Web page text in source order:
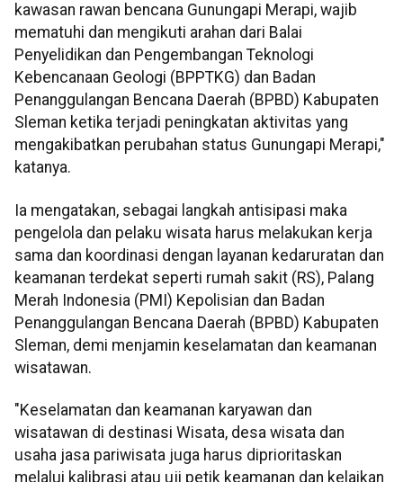
kawasan rawan bencana Gunungapi Merapi, wajib
mematuhi dan mengikuti arahan dari Balai
Penyelidikan dan Pengembangan Teknologi
Kebencanaan Geologi (BPPTKG) dan Badan
Penanggulangan Bencana Daerah (BPBD) Kabupaten
Sleman ketika terjadi peningkatan aktivitas yang
mengakibatkan perubahan status Gunungapi Merapi,"
katanya.
Ia mengatakan, sebagai langkah antisipasi maka
pengelola dan pelaku wisata harus melakukan kerja
sama dan koordinasi dengan layanan kedaruratan dan
keamanan terdekat seperti rumah sakit (RS), Palang
Merah Indonesia (PMI) Kepolisian dan Badan
Penanggulangan Bencana Daerah (BPBD) Kabupaten
Sleman, demi menjamin keselamatan dan keamanan
wisatawan.
"Keselamatan dan keamanan karyawan dan
wisatawan di destinasi Wisata, desa wisata dan
usaha jasa pariwisata juga harus diprioritaskan
melalui kalibrasi atau uji petik keamanan dan kelaikan